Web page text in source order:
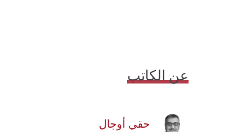
عن الكاتب
حقي أوجال